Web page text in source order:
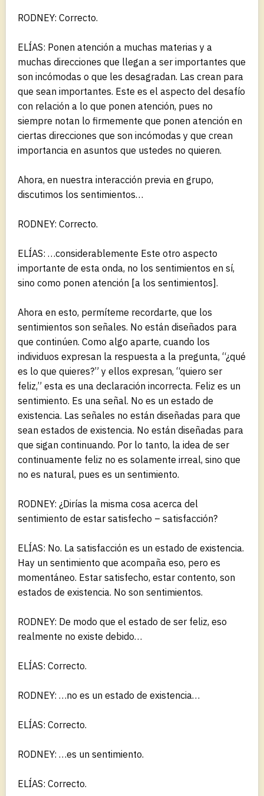
RODNEY: Correcto.
ELÍAS: Ponen atención a muchas materias y a
muchas direcciones que llegan a ser importantes que
son incómodas o que les desagradan. Las crean para
que sean importantes. Este es el aspecto del desafío
con relación a lo que ponen atención, pues no
siempre notan lo firmemente que ponen atención en
ciertas direcciones que son incómodas y que crean
importancia en asuntos que ustedes no quieren.
Ahora, en nuestra interacción previa en grupo,
discutimos los sentimientos…
RODNEY: Correcto.
ELÍAS: …considerablemente Este otro aspecto
importante de esta onda, no los sentimientos en sí,
sino como ponen atención [a los sentimientos].
Ahora en esto, permíteme recordarte, que los
sentimientos son señales. No están diseñados para
que continúen. Como algo aparte, cuando los
individuos expresan la respuesta a la pregunta, “¿qué
es lo que quieres?” y ellos expresan, “quiero ser
feliz,” esta es una declaración incorrecta. Feliz es un
sentimiento. Es una señal. No es un estado de
existencia. Las señales no están diseñadas para que
sean estados de existencia. No están diseñadas para
que sigan continuando. Por lo tanto, la idea de ser
continuamente feliz no es solamente irreal, sino que
no es natural, pues es un sentimiento.
RODNEY: ¿Dirías la misma cosa acerca del
sentimiento de estar satisfecho – satisfacción?
ELÍAS: No. La satisfacción es un estado de existencia.
Hay un sentimiento que acompaña eso, pero es
momentáneo. Estar satisfecho, estar contento, son
estados de existencia. No son sentimientos.
RODNEY: De modo que el estado de ser feliz, eso
realmente no existe debido…
ELÍAS: Correcto.
RODNEY: …no es un estado de existencia…
ELÍAS: Correcto.
RODNEY: …es un sentimiento.
ELÍAS: Correcto.